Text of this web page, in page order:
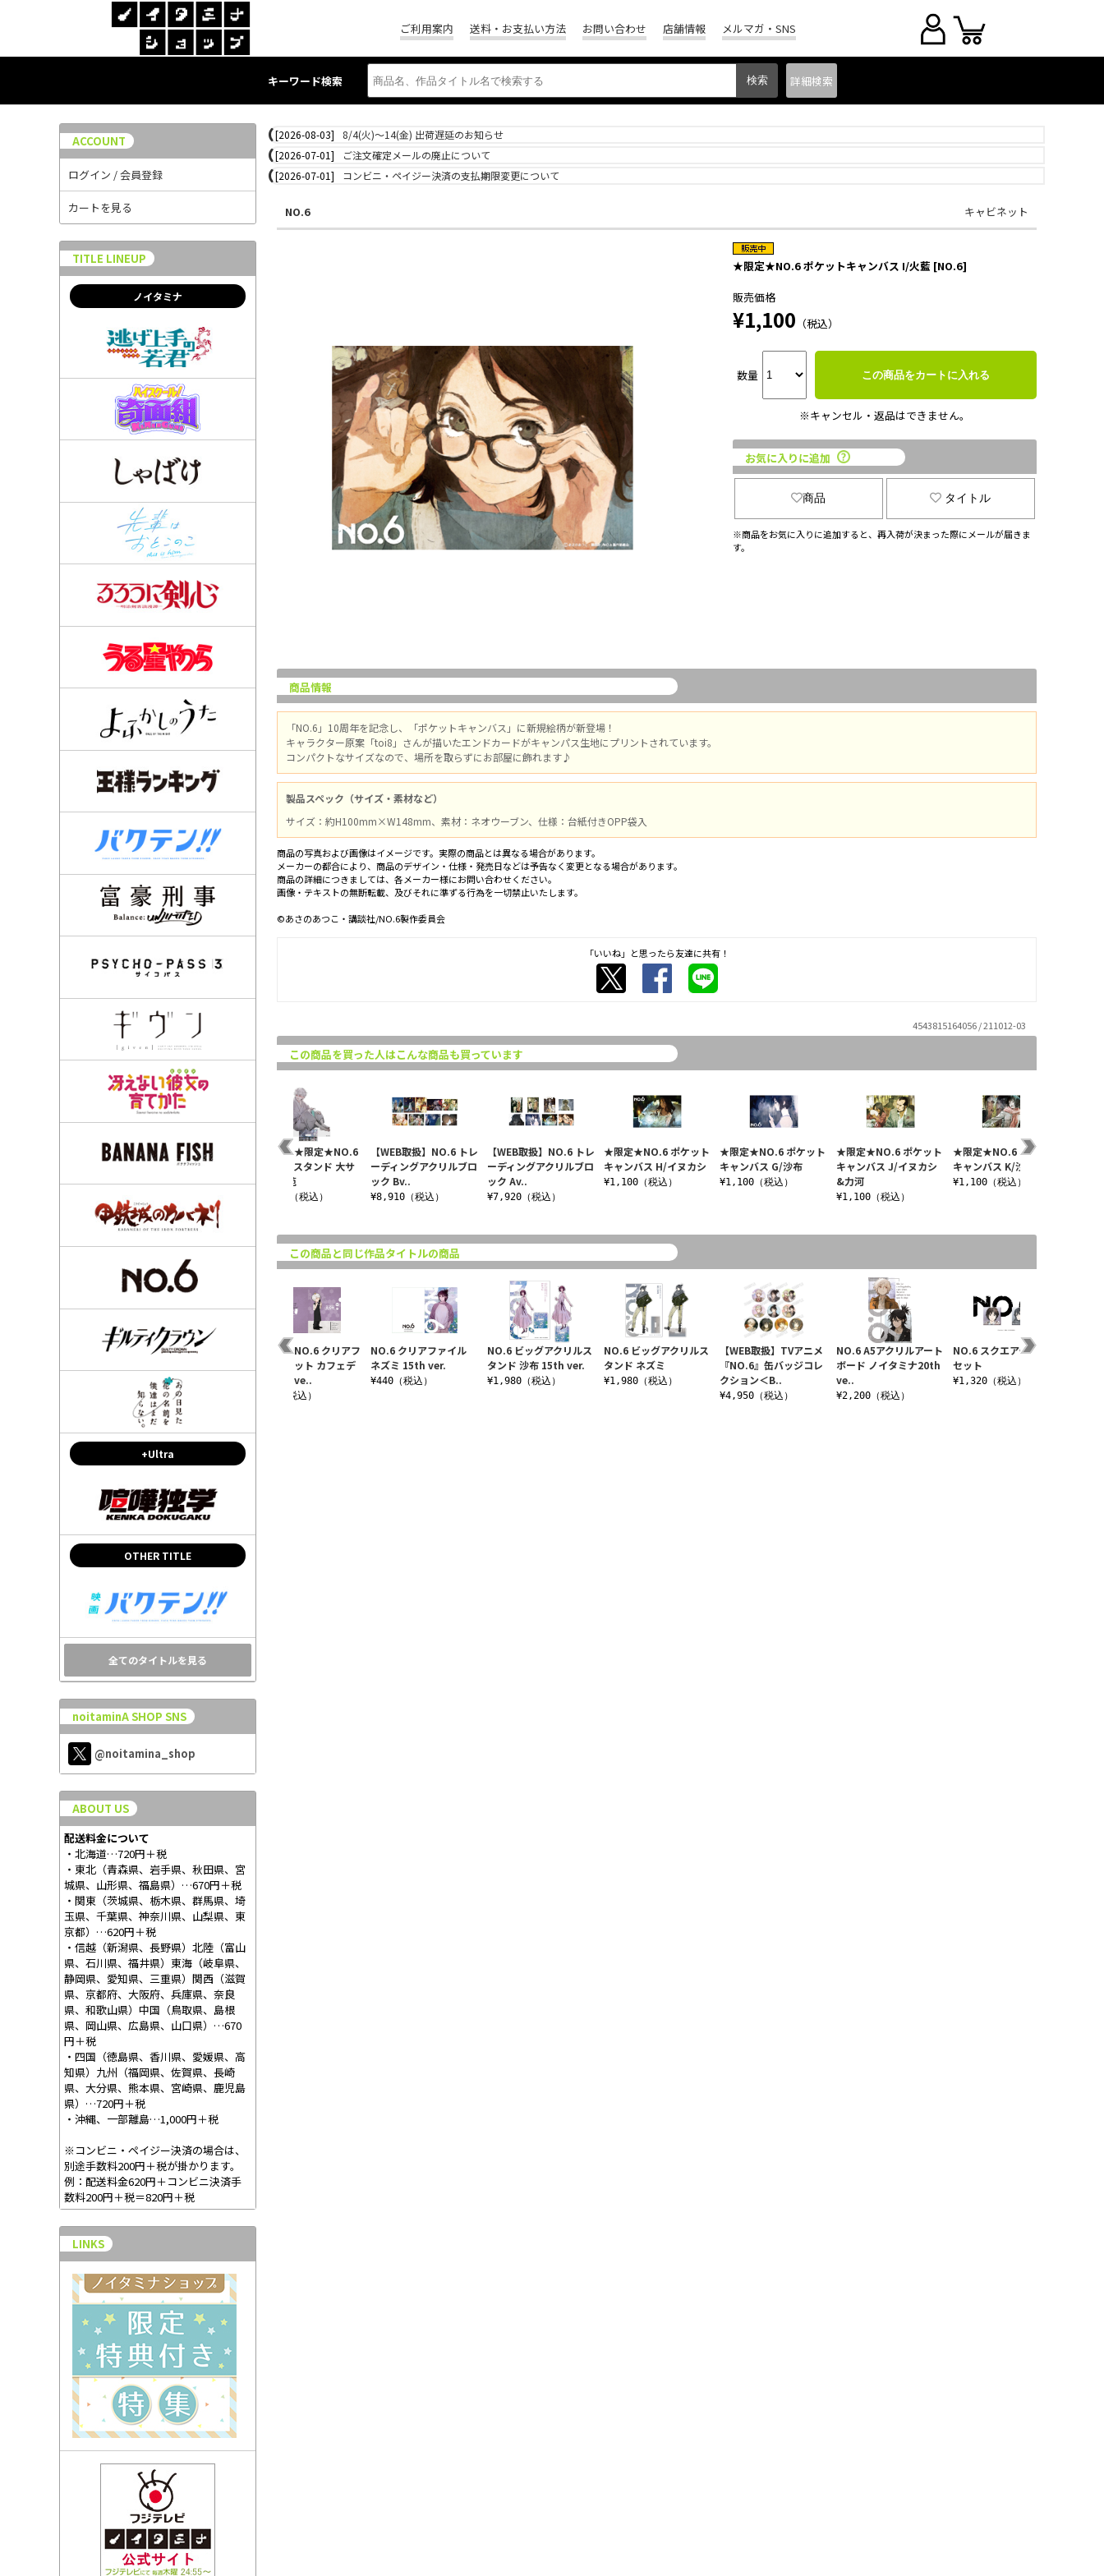
ご利用案内 送料・お支払い方法 お問い合わせ 店舗情報 メルマガ・SNS
キーワード検索 詳細検索
ACCOUNT
ログイン / 会員登録
カートを見る
TITLE LINEUP
ノイタミナ
+Ultra
OTHER TITLE
全てのタイトルを見る
noitaminA SHOP SNS
@noitamina_shop
ABOUT US
配送料金について
・北海道…720円＋税
・東北（青森県、岩手県、秋田県、宮
城県、山形県、福島県）…670円＋税
・関東（茨城県、栃木県、群馬県、埼
玉県、千葉県、神奈川県、山梨県、東
京都）…620円＋税
・信越（新潟県、長野県）北陸（富山
県、石川県、福井県）東海（岐阜県、
静岡県、愛知県、三重県）関西（滋賀
県、京都府、大阪府、兵庫県、奈良
県、和歌山県）中国（鳥取県、島根
県、岡山県、広島県、山口県）…670
円＋税
・四国（徳島県、香川県、愛媛県、高
知県）九州（福岡県、佐賀県、長崎
県、大分県、熊本県、宮崎県、鹿児島
県）…720円＋税
・沖縄、一部離島…1,000円＋税
※コンビニ・ペイジー決済の場合は、
別途手数料200円＋税が掛かります。
例：配送料金620円＋コンビニ決済手
数料200円＋税＝820円＋税
LINKS
[2026-08-03]
8/4(火)～14(金) 出荷遅延のお知らせ
[2026-07-01]
ご注文確定メールの廃止について
[2026-07-01]
コンビニ・ペイジー決済の支払期限変更について
NO.6 キャビネット
★限定★NO.6 ポケットキャンバス I/火藍 [NO.6]
販売価格
¥1,100 （税込）
数量 この商品をカートに入れる
※キャンセル・返品はできません。
お気に入りに追加
商品 タイトル
※商品をお気に入りに追加すると、再入荷が決まった際にメールが届きま
す。
商品情報
「NO.6」10周年を記念し、「ポケットキャンバス」に新規絵柄が新登場！
キャラクター原案「toi8」さんが描いたエンドカードがキャンパス生地にプリントされています。
コンパクトなサイズなので、場所を取らずにお部屋に飾れます♪
製品スペック（サイズ・素材など）
サイズ：約H100mm×W148mm、素材：ネオウーブン、仕様：台紙付きOPP袋入
商品の写真および画像はイメージです。実際の商品とは異なる場合があります。
メーカーの都合により、商品のデザイン・仕様・発売日などは予告なく変更となる場合があります。
商品の詳細につきましては、各メーカー様にお問い合わせください。
画像・テキストの無断転載、及びそれに準ずる行為を一切禁止いたします。
©あさのあつこ・講談社/NO.6製作委員会
「いいね」と思ったら友達に共有！
4543815164056 / 211012-03
この商品を買った人はこんな商品も買っています
★限定★NO.6 ポケット
キャンバス H/イヌカシ
¥1,100（税込）
★限定★NO.6 ポケット
キャンバス G/沙布
¥1,100（税込）
★限定★NO.6 ポケット
キャンバス J/イヌカシ
&力河
¥1,100（税込）
★限定★NO.6 ポケット
キャンバス K/沙布
¥1,100（税込）
★限定★NO.6 クリアフ
ァイルセット カフェデ
フォルメve..
【再販】★限定★NO.6
アクリルスタンド 大サ
イズ ネズミ
【再販】★限定★NO.6
アクリルスタンド 大サ
イズ 紫苑
¥2,420（税込）
【WEB取扱】NO.6 トレ
ーディングアクリルブロ
ック Bv..
¥8,910（税込）
【WEB取扱】NO.6 トレ
ーディングアクリルブロ
ック Av..
¥7,920（税込）
この商品と同じ作品タイトルの商品
NO.6 ビッグアクリルス
タンド ネズミ
¥1,980（税込）
【WEB取扱】TVアニメ
『NO.6』缶バッジコレ
クション＜B..
¥4,950（税込）
NO.6 A5アクリルアート
ボード ノイタミナ20th
ve..
¥2,200（税込）
NO.6 スクエア缶バッジ
セット
¥1,320（税込）
【再販】★限定★NO.6
NO.6 トレーディング缶
ver. 全1..
¥550（税込）
★限定★NO.6 クリアフ
ァイルセット カフェデ
フォルメve..
¥880（税込）
NO.6 クリアファイル
ネズミ 15th ver.
¥440（税込）
NO.6 ビッグアクリルス
タンド 沙布 15th ver.
¥1,980（税込）